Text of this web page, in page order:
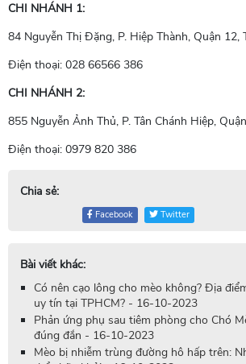
CHI NHÁNH 1:
84 Nguyễn Thị Đặng, P. Hiệp Thành, Quận 12,
Điện thoại: 028 66566 386
CHI NHÁNH 2:
855 Nguyễn Ảnh Thủ, P. Tân Chánh Hiệp,
Điện thoại: 0979 820 386
Chia sẻ:
Facebook Twitter
Bài viết khác:
Có nên cạo lông cho mèo không? Địa
uy tín tại TPHCM? - 16-10-2023
Phản ứng phụ sau tiêm phòng cho Chó
đúng đắn - 16-10-2023
Mèo bị nhiễm trùng đường hô hấp trên: